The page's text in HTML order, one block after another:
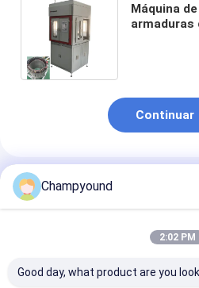
Máquina
armaduras
Continuar
Productos Recomendados
Champyound
2:02 PM
Good day, what product are you